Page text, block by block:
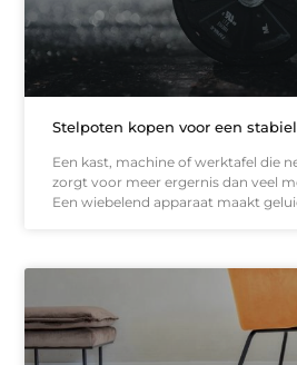
Stelpoten kopen voor een
Een kast, machine of werktafel die
zorgt voor meer ergernis dan veel
Een wiebelend apparaat maakt